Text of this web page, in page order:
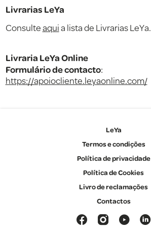
Livrarias LeYa
Consulte aqui a lista de Livrarias LeYa.
Livraria LeYa Online
Formulário de contacto:
https://apoiocliente.leyaonline.com/
LeYa
Termos e condições
Política de privacidade
Política de Cookies
Livro de reclamações
Contactos